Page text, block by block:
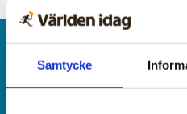
Samtycke